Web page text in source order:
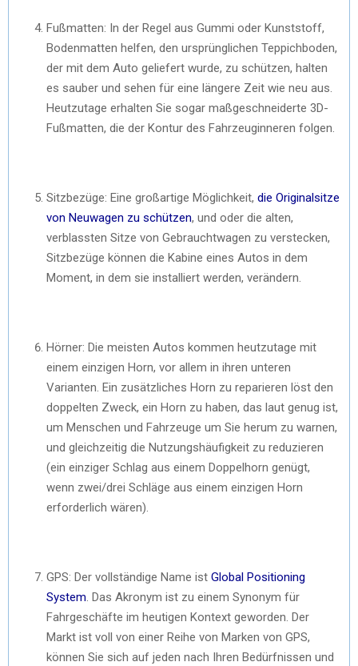
Fußmatten: In der Regel aus Gummi oder Kunststoff,
Bodenmatten helfen, den ursprünglichen Teppichboden,
der mit dem Auto geliefert wurde, zu schützen, halten
es sauber und sehen für eine längere Zeit wie neu aus.
Heutzutage erhalten Sie sogar maßgeschneiderte 3D-
Fußmatten, die der Kontur des Fahrzeuginneren folgen.
Sitzbezüge: Eine großartige Möglichkeit, die Originalsitze
von Neuwagen zu schützen, und oder die alten,
verblassten Sitze von Gebrauchtwagen zu verstecken,
Sitzbezüge können die Kabine eines Autos in dem
Moment, in dem sie installiert werden, verändern.
Hörner: Die meisten Autos kommen heutzutage mit
einem einzigen Horn, vor allem in ihren unteren
Varianten. Ein zusätzliches Horn zu reparieren löst den
doppelten Zweck, ein Horn zu haben, das laut genug ist,
um Menschen und Fahrzeuge um Sie herum zu warnen,
und gleichzeitig die Nutzungshäufigkeit zu reduzieren
(ein einziger Schlag aus einem Doppelhorn genügt,
wenn zwei/drei Schläge aus einem einzigen Horn
erforderlich wären).
GPS: Der vollständige Name ist Global Positioning
System. Das Akronym ist zu einem Synonym für
Fahrgeschäfte im heutigen Kontext geworden. Der
Markt ist voll von einer Reihe von Marken von GPS,
können Sie sich auf jeden nach Ihren Bedürfnissen und